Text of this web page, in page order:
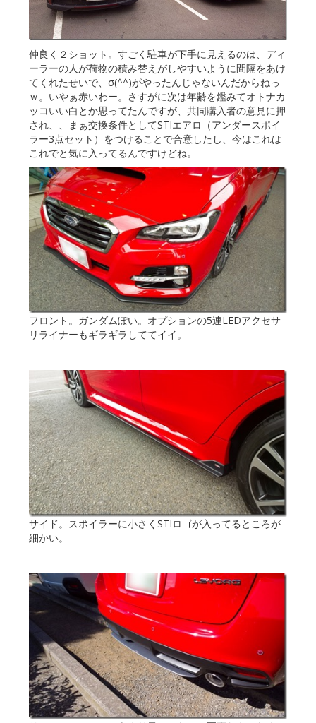
仲良く２ショット。すごく駐車が下手に見えるのは、ディ
ーラーの人が荷物の積み替えがしやすいように間隔をあけ
てくれたせいで、σ(^^)がやったんじゃないんだからねっ
ｗ。いやぁ赤いわー。さすがに次は年齢を鑑みてオトナカ
ッコいい白とか思ってたんですが、共同購入者の意見に押
され、、まぁ交換条件としてSTIエアロ（アンダースポイ
ラー3点セット）をつけることで合意したし、今はこれは
これでと気に入ってるんですけどね。
フロント。ガンダムぽい。オプションの5連LEDアクセサ
リライナーもギラギラしててイイ。
サイド。スポイラーに小さくSTIロゴが入ってるところが
細かい。